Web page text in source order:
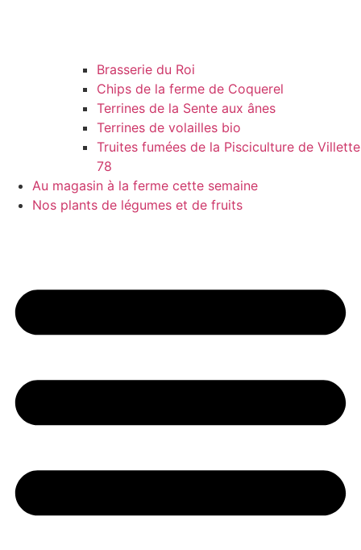
Brasserie du Roi
Chips de la ferme de Coquerel
Terrines de la Sente aux ânes
Terrines de volailles bio
Truites fumées de la Pisciculture de Villette
78
Au magasin à la ferme cette semaine
Nos plants de légumes et de fruits